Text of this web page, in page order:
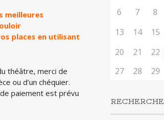
meilleures
places en utilisant
théâtre, merci de
ou d’un chéquier.
paiement est prévu
6
7 8
13
14 15
20
21 22
27
28 29
RECHERCHE